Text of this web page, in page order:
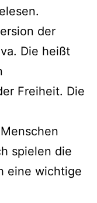
der
Die heißt
Freiheit. Die
spielen die
eine wichtige